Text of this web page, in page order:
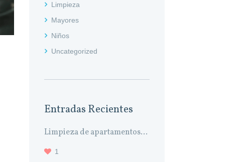
Limpieza
Mayores
Niños
Uncategorized
Entradas Recientes
Limpieza de apartamentos...
1